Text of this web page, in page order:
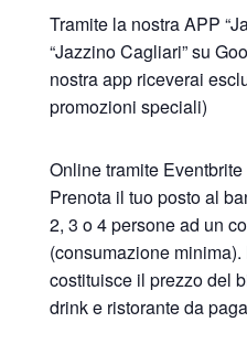
Tramite la nostra APP
“Jazzino Cagliari” su
nostra app riceverai
promozioni speciali)
Online tramite Eventbrite
Prenota il tuo posto al
2, 3 o 4 persone ad un
(consumazione minima).
costituisce il prezzo del
drink e ristorante da